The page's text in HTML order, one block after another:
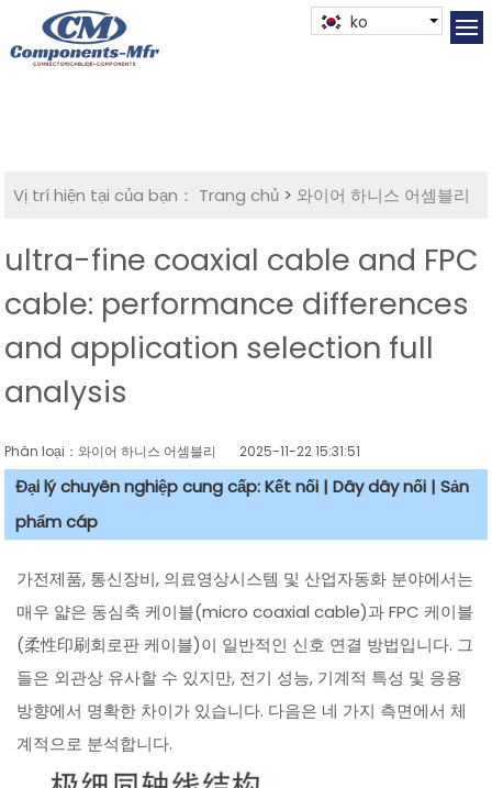
ko
Vị trí hiện tại của bạn： Trang chủ > 와이어 하니스 어셈블리
ultra-fine coaxial cable and FPC
cable: performance differences
and application selection full
analysis
Phân loại：와이어 하니스 어셈블리 2025-11-22 15:31:51
Đại lý chuyên nghiệp cung cấp: Kết nối | Dây dây nối | Sản
phẩm cáp
가전제품, 통신장비, 의료영상시스템 및 산업자동화 분야에서는
매우 얇은 동심축 케이블(micro coaxial cable)과 FPC 케이블
(柔性印刷회로판 케이블)이 일반적인 신호 연결 방법입니다. 그
들은 외관상 유사할 수 있지만, 전기 성능, 기계적 특성 및 응용
방향에서 명확한 차이가 있습니다. 다음은 네 가지 측면에서 체
계적으로 분석합니다.